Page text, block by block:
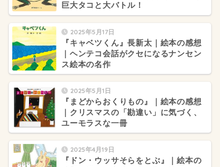
巨大タコと大バトル！
2025年5月17日
『キャベツくん』長新太｜絵本の感想
｜ヘンテコ会話がクセになるナンセン
ス絵本の名作
2025年5月1日
『まどからおくりもの』｜絵本の感想
｜クリスマスの「勘違い」に気づく、
ユーモラスな一冊
2025年4月19日
『ドン・ウッサそらをとぶ』｜絵本の